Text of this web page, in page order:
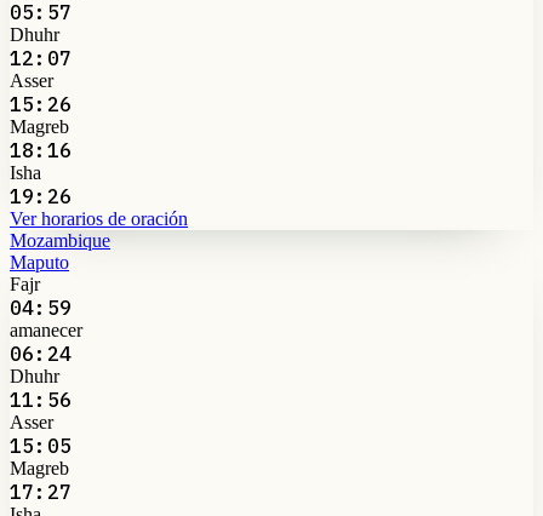
05:57
Dhuhr
12:07
Asser
15:26
Magreb
18:16
Isha
19:26
Ver horarios de oración
Mozambique
Maputo
Fajr
04:59
amanecer
06:24
Dhuhr
11:56
Asser
15:05
Magreb
17:27